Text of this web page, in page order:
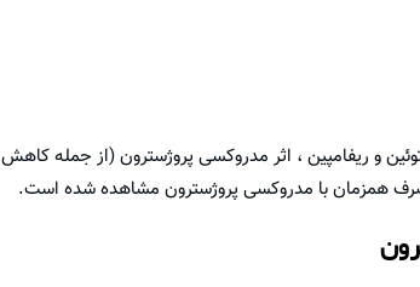
توئین و ریفامپین ، اثر مدروکسی پروژسترون (از جمله کاهش
همزمان با مدروکسی پروژسترون مشاهده شده است.